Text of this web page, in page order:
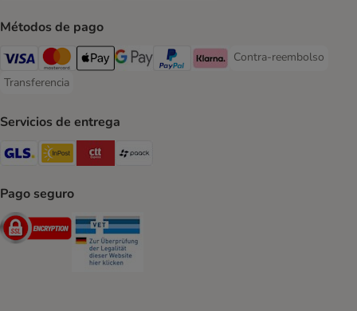
Métodos de pago
Visa Payment Method
Mastercard Payment Method
Apple Pay Payment Method
Google Pay Payment Method
PayPal Payment Method
Klarna Payment Method
Contra-reembolso
Contra-reembolso
Transferencia
Transferencia Payment Method
Servicios de entrega
GLS Shipping Method
InPost Shipping Method
CTTExpress Shipping Method
Pago seguro
Security